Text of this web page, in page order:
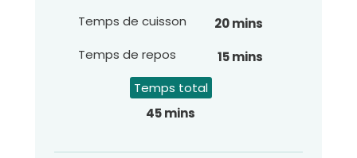
Temps de cuisson
20 mins
Temps de repos
15 mins
Temps total
45 mins